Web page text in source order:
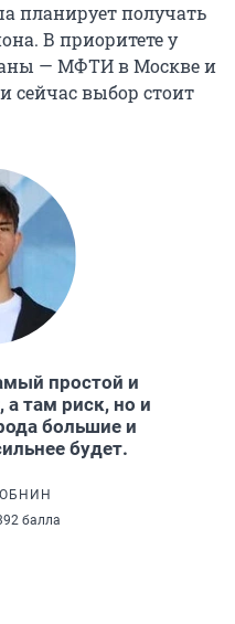
планирует получать
В приоритете у
— МФТИ в Москве и
сейчас выбор стоит
простой и
там риск, но и
большие и
будет.
балла